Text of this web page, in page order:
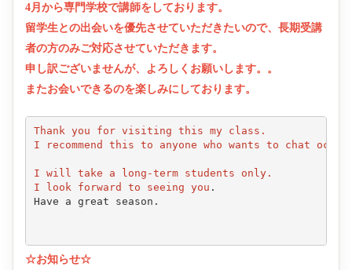
4月から専門学校で講師をしております。
留学生との出会いを優先させていただきたいので、長期受講
者の方のみご対応させていただきます。
申し訳ございませんが、よろしくお願いします。。
またお会いできるのを楽しみにしております。
Thank you for visiting this my class.
I recommend this to anyone who wants to chat
I will take a long-term students only.
I look forward to seeing you .
Have a great season.
☆お知らせ☆